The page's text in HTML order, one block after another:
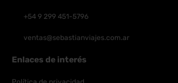
+54 9 299 451-5796
ventas@sebastianviajes.com.ar
Enlaces de interés